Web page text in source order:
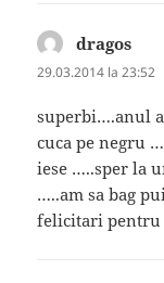
dragos
29.03.2014 la 23:52
superbi….anul
cuca pe negru
iese …..sper la
…..am sa bag
felicitari